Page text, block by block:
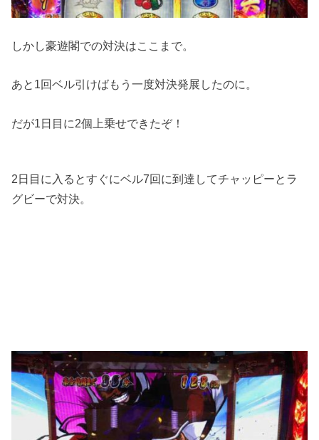
しかし豪遊閣での対決はここまで。
あと1回ベル引けばもう一度対決発展したのに。
だが1日目に2個上乗せできたぞ！
2日目に入るとすぐにベル7回に到達してチャッピーとラ
グビーで対決。